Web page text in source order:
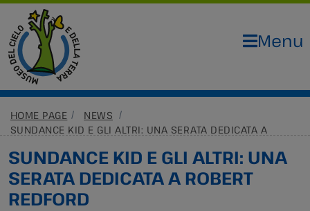
Menu
HOME PAGE
NEWS
SUNDANCE KID E GLI ALTRI: UNA SERATA DEDICATA A
SUNDANCE KID E GLI ALTRI: UNA
SERATA DEDICATA A ROBERT
REDFORD